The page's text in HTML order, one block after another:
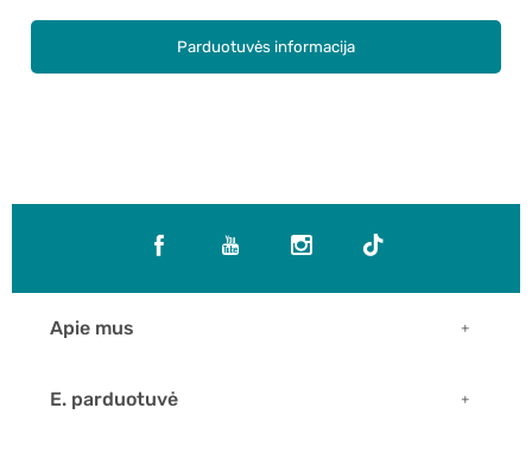
Parduotuvės informacija
Apie mus
E. parduotuvė